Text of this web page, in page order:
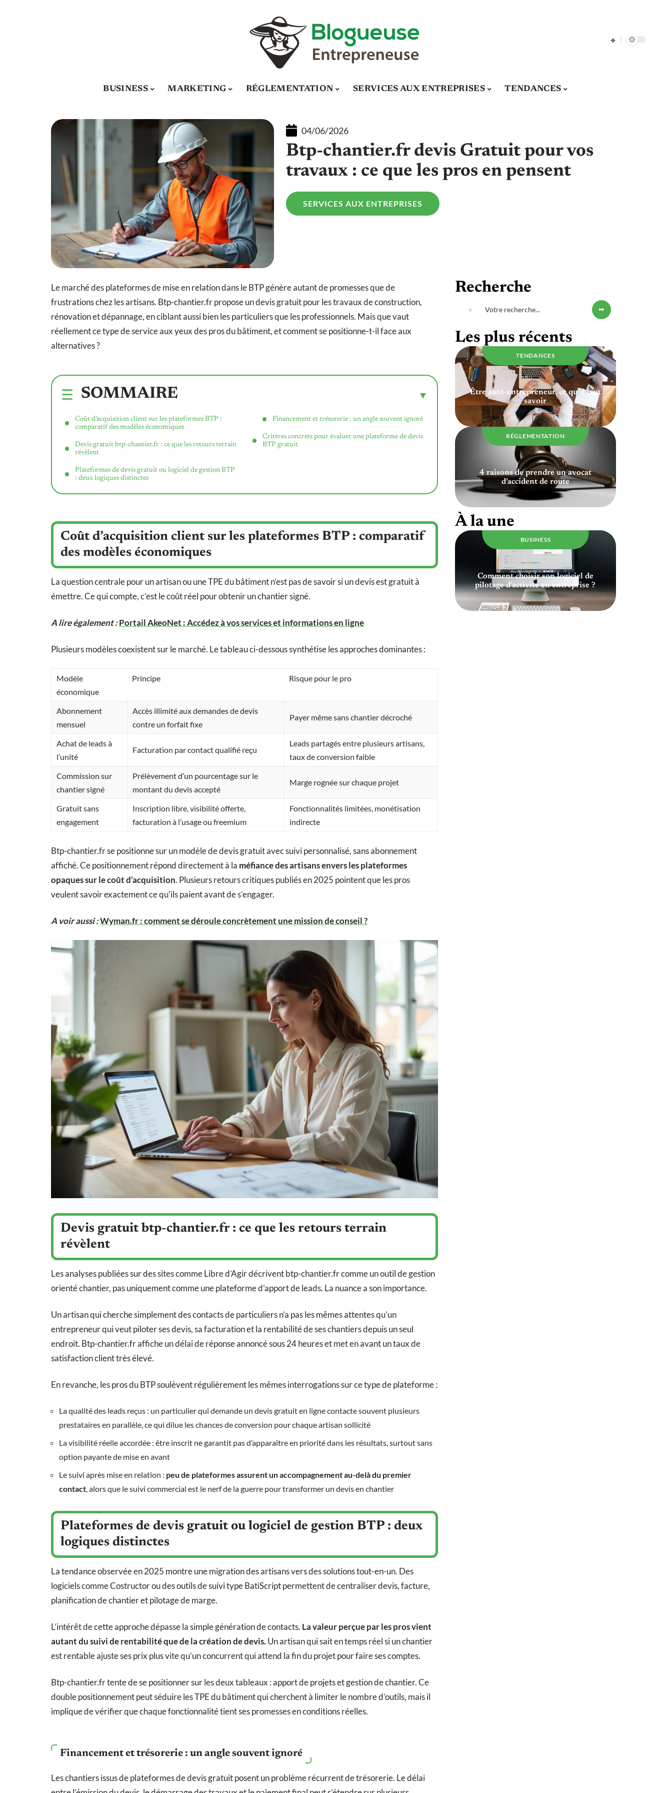
BUSINESS MARKETING RÉGLEMENTATION SERVICES AUX ENTREPRISES TENDANCES
04/06/2026
Btp-chantier.fr devis Gratuit pour vos
travaux : ce que les pros en pensent
SERVICES AUX ENTREPRISES
Le marché des plateformes de mise en relation dans le BTP génère autant de promesses que de
frustrations chez les artisans. Btp-chantier.fr propose un devis gratuit pour les travaux de construction,
rénovation et dépannage, en ciblant aussi bien les particuliers que les professionnels. Mais que vaut
réellement ce type de service aux yeux des pros du bâtiment, et comment se positionne-t-il face aux
alternatives ?
SOMMAIRE
Coût d’acquisition client sur les plateformes BTP :
comparatif des modèles économiques
Devis gratuit btp-chantier.fr : ce que les retours terrain
révèlent
Plateformes de devis gratuit ou logiciel de gestion BTP
: deux logiques distinctes
Financement et trésorerie : un angle souvent ignoré
Critères concrets pour évaluer une plateforme de devis
BTP gratuit
Coût d’acquisition client sur les plateformes BTP : comparatif
des modèles économiques
La question centrale pour un artisan ou une TPE du bâtiment n’est pas de savoir si un devis est gratuit à
émettre. Ce qui compte, c’est le coût réel pour obtenir un chantier signé.
A lire également :Portail AkeoNet : Accédez à vos services et informations en ligne
Plusieurs modèles coexistent sur le marché. Le tableau ci-dessous synthétise les approches dominantes :
Modèle
économique
Principe Risque pour le pro
Abonnement
mensuel
Accès illimité aux demandes de devis
contre un forfait fixe
Payer même sans chantier décroché
Achat de leads à
l’unité
Facturation par contact qualifié reçu
Leads partagés entre plusieurs artisans,
taux de conversion faible
Commission sur
chantier signé
Prélèvement d’un pourcentage sur le
montant du devis accepté
Marge rognée sur chaque projet
Gratuit sans
engagement
Inscription libre, visibilité offerte,
facturation à l’usage ou freemium
Fonctionnalités limitées, monétisation
indirecte
Btp-chantier.fr se positionne sur un modèle de devis gratuit avec suivi personnalisé, sans abonnement
affiché. Ce positionnement répond directement à la méfiance des artisans envers les plateformes
opaques sur le coût d’acquisition. Plusieurs retours critiques publiés en 2025 pointent que les pros
veulent savoir exactement ce qu’ils paient avant de s’engager.
A voir aussi :Wyman.fr : comment se déroule concrètement une mission de conseil ?
Devis gratuit btp-chantier.fr : ce que les retours terrain
révèlent
Les analyses publiées sur des sites comme Libre d’Agir décrivent btp-chantier.fr comme un outil de gestion
orienté chantier, pas uniquement comme une plateforme d’apport de leads. La nuance a son importance.
Un artisan qui cherche simplement des contacts de particuliers n’a pas les mêmes attentes qu’un
entrepreneur qui veut piloter ses devis, sa facturation et la rentabilité de ses chantiers depuis un seul
endroit. Btp-chantier.fr affiche un délai de réponse annoncé sous 24 heures et met en avant un taux de
satisfaction client très élevé.
En revanche, les pros du BTP soulèvent régulièrement les mêmes interrogations sur ce type de plateforme :
La qualité des leads reçus : un particulier qui demande un devis gratuit en ligne contacte souvent plusieurs
prestataires en parallèle, ce qui dilue les chances de conversion pour chaque artisan sollicité
La visibilité réelle accordée : être inscrit ne garantit pas d’apparaître en priorité dans les résultats, surtout sans
option payante de mise en avant
Le suivi après mise en relation : peu de plateformes assurent un accompagnement au-delà du premier
contact , alors que le suivi commercial est le nerf de la guerre pour transformer un devis en chantier
Plateformes de devis gratuit ou logiciel de gestion BTP : deux
logiques distinctes
La tendance observée en 2025 montre une migration des artisans vers des solutions tout-en-un. Des
logiciels comme Costructor ou des outils de suivi type BatiScript permettent de centraliser devis, facture,
planification de chantier et pilotage de marge.
L’intérêt de cette approche dépasse la simple génération de contacts. La valeur perçue par les pros vient
autant du suivi de rentabilité que de la création de devis.Un artisan qui sait en temps réel si un chantier
est rentable ajuste ses prix plus vite qu’un concurrent qui attend la fin du projet pour faire ses comptes.
Btp-chantier.fr tente de se positionner sur les deux tableaux : apport de projets et gestion de chantier. Ce
double positionnement peut séduire les TPE du bâtiment qui cherchent à limiter le nombre d’outils, mais il
implique de vérifier que chaque fonctionnalité tient ses promesses en conditions réelles.
Financement et trésorerie : un angle souvent ignoré
Les chantiers issus de plateformes de devis gratuit posent un problème récurrent de trésorerie. Le délai
Recherche
Les plus récents
TENDANCES
Être auto-entrepreneur, ce qu’il faut
savoir
RÉGLEMENTATION
4 raisons de prendre un avocat
d’accident de route
À la une
BUSINESS
Comment choisir son logiciel de
pilotage d’activité en entreprise ?